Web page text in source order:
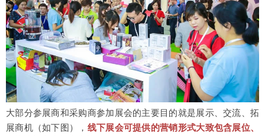
大部分参展商和采购商参加展会的主要目的就是展示、交流、拓
展商机（如下图）， 线下展会可提供的营销形式大致包含展位、